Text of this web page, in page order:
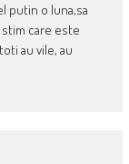
putin o luna,sa
care este
au vile, au